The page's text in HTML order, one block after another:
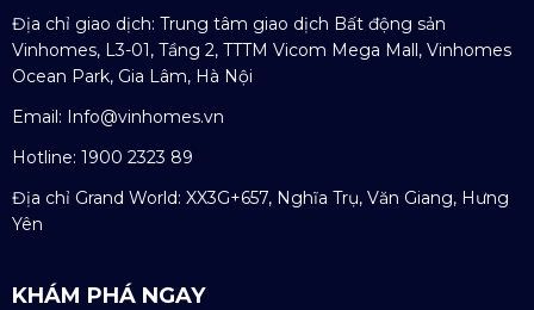
Địa chỉ giao dịch: Trung tâm giao dịch Bất động sản
Vinhomes, L3-01, Tầng 2, TTTM Vicom Mega Mall, Vinhomes
Ocean Park, Gia Lâm, Hà Nội
Email: Info@vinhomes.vn
Hotline: 1900 2323 89
Địa chỉ Grand World: XX3G+657, Nghĩa Trụ, Văn Giang, Hưng
Yên
KHÁM PHÁ NGAY